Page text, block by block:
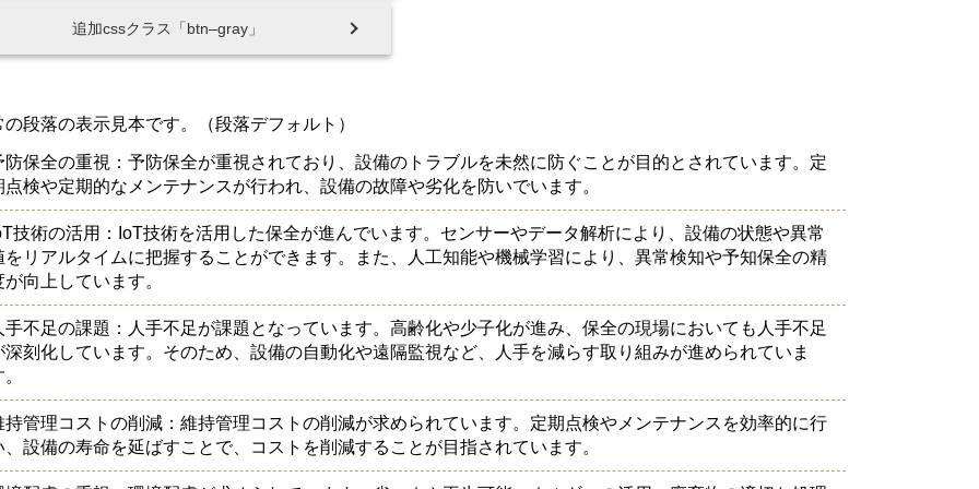
追加cssクラス「btn–gray」
の段落の表示見本です。（段落デフォルト）
防保全の重視：予防保全が重視されており、設備のトラブルを未然に防ぐことが目的とされています。定
点検や定期的なメンテナンスが行われ、設備の故障や劣化を防いでいます。
技術の活用：IoT技術を活用した保全が進んでいます。センサーやデータ解析により、設備の状態や異常
をリアルタイムに把握することができます。また、人工知能や機械学習により、異常検知や予知保全の精
が向上しています。
手不足の課題：人手不足が課題となっています。高齢化や少子化が進み、保全の現場においても人手不足
深刻化しています。そのため、設備の自動化や遠隔監視など、人手を減らす取り組みが進められていま
持管理コストの削減：維持管理コストの削減が求められています。定期点検やメンテナンスを効率的に行
、設備の寿命を延ばすことで、コストを削減することが目指されています。